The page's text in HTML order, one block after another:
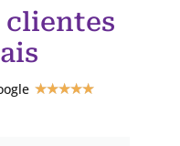
clientes
★★★★★